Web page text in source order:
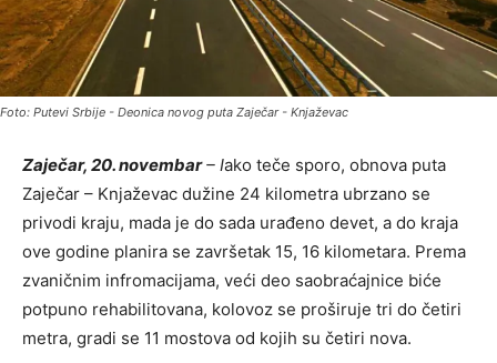
Foto: Putevi Srbije - Deonica novog puta Zaječar - Knjaževac
Zaječar, 20. novembar– Iako teče sporo, obnova puta
Zaječar – Knjaževac dužine 24 kilometra ubrzano se
privodi kraju, mada je do sada urađeno devet, a do kraja
ove godine planira se završetak 15, 16 kilometara. Prema
zvaničnim infromacijama, veći deo saobraćajnice biće
potpuno rehabilitovana, kolovoz se proširuje tri do četiri
metra, gradi se 11 mostova od kojih su četiri nova.